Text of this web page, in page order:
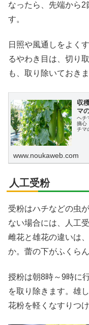
なったら、先端から2
す。
日照や風通しをよく
るやわき目は、切り
も、取り除いておきま
収
マ
ヘチ
摘心
チマ
www.noukaweb.com
人工受粉
受粉はハチなどの虫
ない場合には、人工
雌花と雄花の違いは
か。蕾の下がふくら
授粉は朝8時～9時に
を取り除きます。雄
花粉を軽くなすりつけ